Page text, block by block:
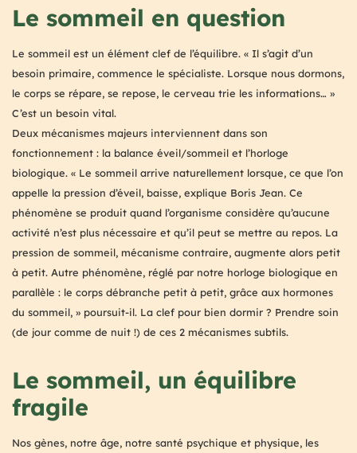
Le sommeil en question
Le sommeil est un élément clef de l’équilibre. « Il s’agit d’un
besoin primaire, commence le spécialiste. Lorsque nous dormons,
le corps se répare, se repose, le cerveau trie les informations… »
C’est un besoin vital.
Deux mécanismes majeurs interviennent dans son
fonctionnement : la balance éveil/sommeil et l’horloge
biologique. « Le sommeil arrive naturellement lorsque, ce que l’on
appelle la pression d’éveil, baisse, explique Boris Jean. Ce
phénomène se produit quand l’organisme considère qu’aucune
activité n’est plus nécessaire et qu’il peut se mettre au repos. La
pression de sommeil, mécanisme contraire, augmente alors petit
à petit. Autre phénomène, réglé par notre horloge biologique en
parallèle : le corps débranche petit à petit, grâce aux hormones
du sommeil, » poursuit-il. La clef pour bien dormir ? Prendre soin
(de jour comme de nuit !) de ces 2 mécanismes subtils.
Le sommeil, un équilibre
fragile
Nos gènes, notre âge, notre santé psychique et physique, les